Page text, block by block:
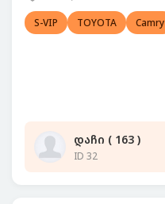
S-VIP TOYOTA Camry
დაჩი ( 163 )
ID 32